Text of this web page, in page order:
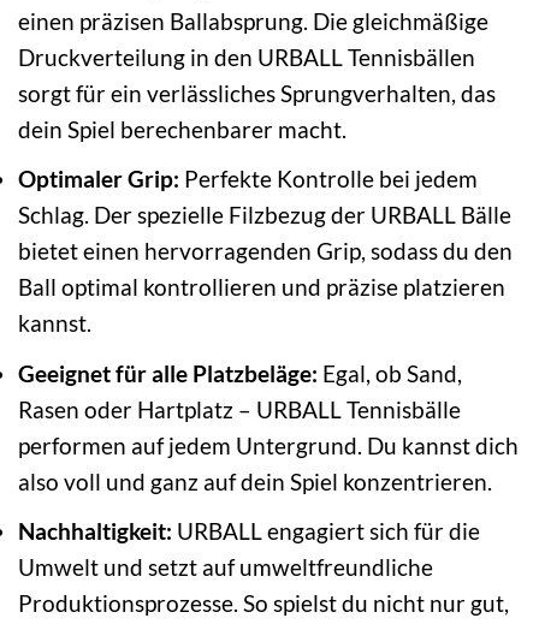
einen präzisen Ballabsprung. Die gleichmäßige
Druckverteilung in den URBALL Tennisbällen
sorgt für ein verlässliches Sprungverhalten, das
dein Spiel berechenbarer macht.
Optimaler Grip: Perfekte Kontrolle bei jedem
Schlag. Der spezielle Filzbezug der URBALL Bälle
bietet einen hervorragenden Grip, sodass du den
Ball optimal kontrollieren und präzise platzieren
kannst.
Geeignet für alle Platzbeläge: Egal, ob Sand,
Rasen oder Hartplatz – URBALL Tennisbälle
performen auf jedem Untergrund. Du kannst dich
also voll und ganz auf dein Spiel konzentrieren.
Nachhaltigkeit: URBALL engagiert sich für die
Umwelt und setzt auf umweltfreundliche
Produktionsprozesse. So spielst du nicht nur gut,